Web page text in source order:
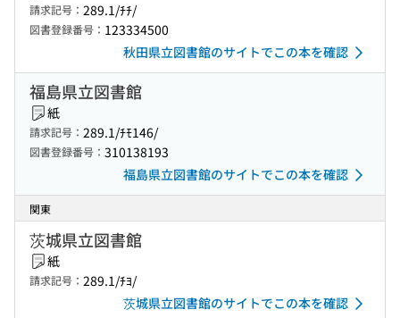
請求記号： 289.1/ﾁﾁ/
図書登録番号： 123334500
秋田県立図書館のサイトでこの本を確認
福島県立図書館
紙
請求記号： 289.1/ﾁﾓ146/
図書登録番号： 310138193
福島県立図書館のサイトでこの本を確認
関東
茨城県立図書館
紙
請求記号： 289.1/ﾁﾖ/
茨城県立図書館のサイトでこの本を確認